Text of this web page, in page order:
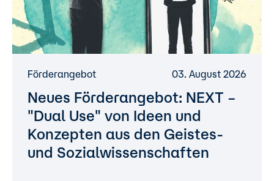
Förderangebot 03. August 2026
Neues Förderangebot: NEXT –
"Dual Use" von Ideen und
Konzepten aus den Geistes-
und Sozialwissenschaften